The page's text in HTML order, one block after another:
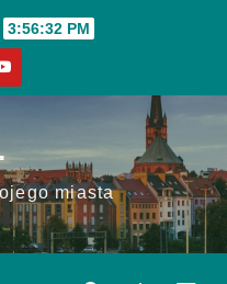
3:56:33 PM
miasta